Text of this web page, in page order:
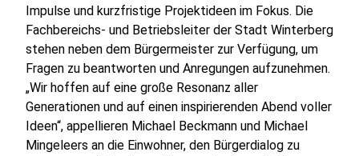
Impulse und kurzfristige Projektideen im Fokus. Die
Fachbereichs- und Betriebsleiter der Stadt Winterberg
stehen neben dem Bürgermeister zur Verfügung, um
Fragen zu beantworten und Anregungen aufzunehmen.
„Wir hoffen auf eine große Resonanz aller
Generationen und auf einen inspirierenden Abend voller
Ideen“, appellieren Michael Beckmann und Michael
Mingeleers an die Einwohner, den Bürgerdialog zu